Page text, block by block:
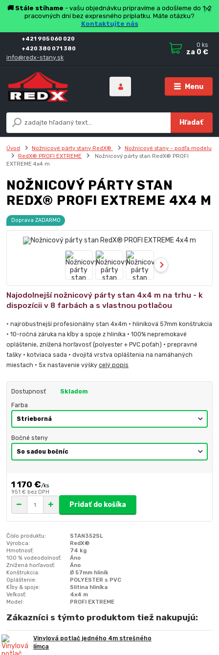
🚚 Stále stíhame - vašu objednávku pripravíme a odošleme do 1-2
pracovných dní bez expresného príplatku. Máte otázku?
Kontaktujte nás
Menu
Hľadať
+421 905 060 020
+420 380 071 380
info@redx-stany.sk
0 ks
za 0 €
Úvod Nožnicové párty stany RedX®
Nožnicové stany - podľa modelu
RedX® PROFI EXTREME
Nožnicový párty stan RedX® PROFI
EXTREME 4x4 m
NOŽNICOVÝ PÁRTY STAN
REDX® PROFI EXTREME 4X4 M
Doprava ZADARMO
Najodolnejší nožnicový párty stan 4x4 m na trhu - k
dispozícii v 8 farbách a s vlastnou potlačou
• najrobustnejší profesionálny stan 4x4m • hliníková 57mm konštrukcia
• 10-ročná záruka na kĺby a spoje z hliníka • 100% nepremokavé
opláštenie, znížená horľavosť (polyester + PVC poťah) • prepravné
tašky • kotviaca sada • dvojitá vrstva opláštenia na namáhaných
miestach • 5x nastavenie výškycelý popis
Dostupnosť Skladom
Farba
Bočné steny
1 170 €/ks
951 € bez DPH
Pridať do košíka
Číslo produktu:
STAN352SL
Výrobca:
RedX®
Hmotnosť:
74 kg
100 % vodeodolnosť:
Áno
Znížená horľavosť:
Áno
Konštrukcia:
Ø 57mm hliník
Opláštenie:
POLYESTER s PVC
Kĺby & spoje:
Slitina hliníka
Veľkosť:
4x4 m
Model:
PROFI EXTREME
Zákazníci s týmto produktom tiež nakupujú:
Vinylová potlač jedného 4m strešného
límca